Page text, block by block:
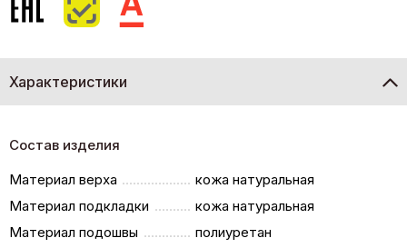
Характеристики
Состав изделия
Материал верха
кожа натуральная
Материал подкладки
кожа натуральная
Материал подошвы
полиуретан